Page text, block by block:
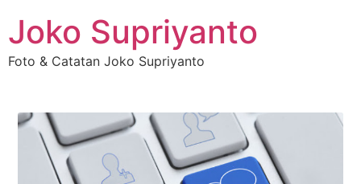
Joko Supriyanto
Foto & Catatan Joko Supriyanto